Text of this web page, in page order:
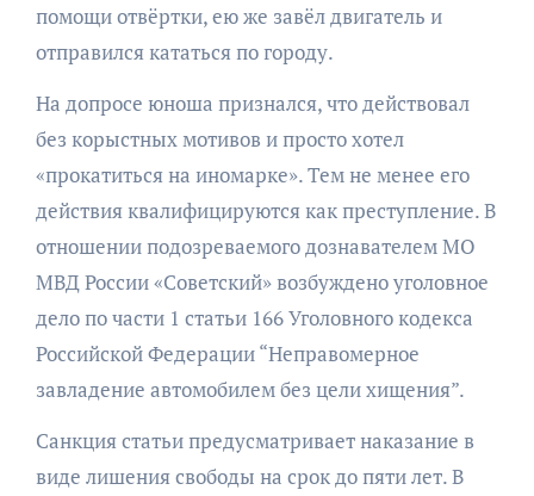
помощи отвёртки, ею же завёл двигатель и
отправился кататься по городу.
На допросе юноша признался, что действовал
без корыстных мотивов и просто хотел
«прокатиться на иномарке». Тем не менее его
действия квалифицируются как преступление. В
отношении подозреваемого дознавателем МО
МВД России «Советский» возбуждено уголовное
дело по части 1 статьи 166 Уголовного кодекса
Российской Федерации “Неправомерное
завладение автомобилем без цели хищения”.
Санкция статьи предусматривает наказание в
виде лишения свободы на срок до пяти лет. В